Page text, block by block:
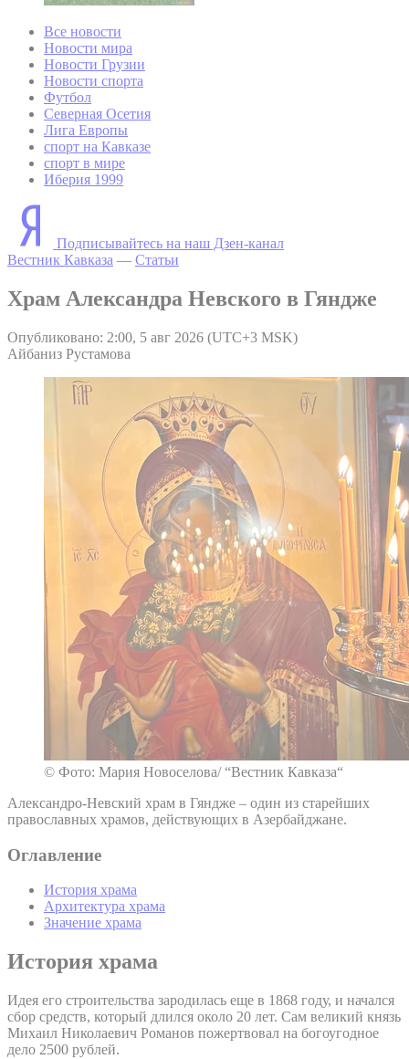
Все новости
Новости мира
Новости Грузии
Новости спорта
Футбол
Северная Осетия
Лига Европы
спорт на Кавказе
спорт в мире
Иберия 1999
Подписывайтесь на наш Дзен-канал
Вестник Кавказа — Статьи
Храм Александра Невского в Гяндже
Опубликовано: 2:00, 5 авг 2026 (UTC+3 MSK)
Айбаниз Рустамова
© Фото: Мария Новоселова/ “Вестник Кавказа“
Александро-Невский храм в Гяндже – один из старейших
православных храмов, действующих в Азербайджане.
Оглавление
История храма
Архитектура храма
Значение храма
История храма
Идея его строительства зародилась еще в 1868 году, и начался
сбор средств, который длился около 20 лет. Сам великий князь
Михаил Николаевич Романов пожертвовал на богоугодное
дело 2500 рублей.